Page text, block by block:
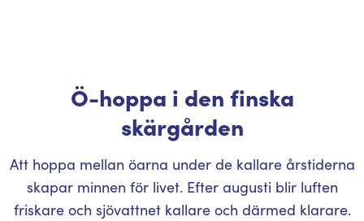
Ö-hoppa i den finska
skärgården
Att hoppa mellan öarna under de kallare årstiderna
skapar minnen för livet. Efter augusti blir luften
friskare och sjövattnet kallare och därmed klarare.